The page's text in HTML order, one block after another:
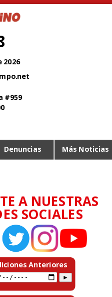
2026
#959
Denuncias Más Noticias
A NUESTRAS
SOCIALES
Anteriores